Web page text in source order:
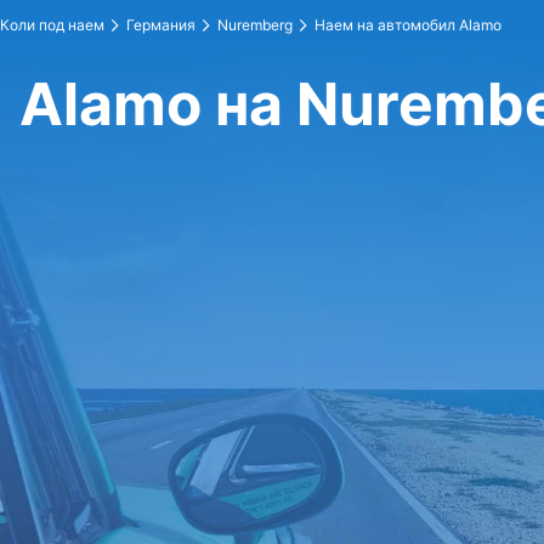
Коли под наем Германия Nuremberg Наем на автомобил Alamo
Alamo на